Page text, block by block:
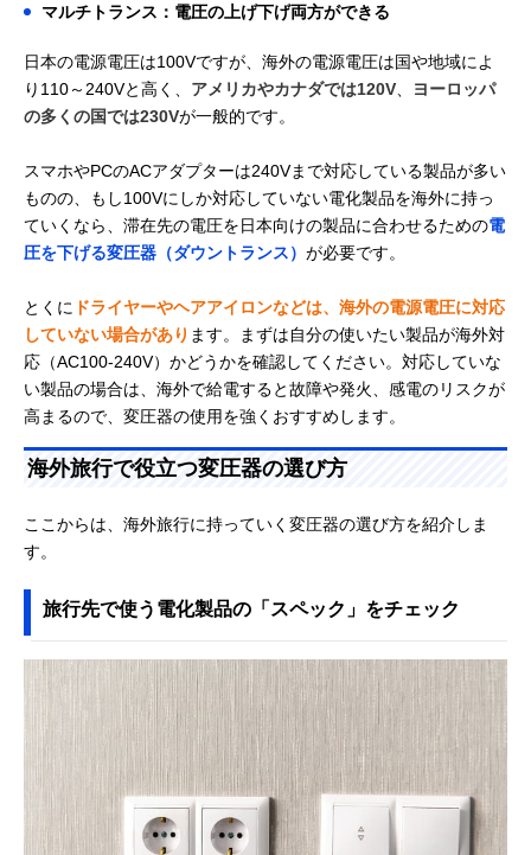
マルチトランス：電圧の上げ下げ両方ができる
日本の電源電圧は100Vですが、海外の電源電圧は国や地域によ
り110～240Vと高く、 アメリカやカナダでは120V
ヨーロッパ
の多くの国では230Vが一般的です。
スマホやPCのACアダプターは240Vまで対応している製品が多い
ものの、もし100Vにしか対応していない電化製品を海外に持っ
ていくなら、滞在先の電圧を日本向けの製品に合わせるための電
圧を下げる変圧器（ダウントランス） が必要です。
とくに ドライヤーやヘアアイロンなどは、海外の電源電圧に対応
していない場合があり ます。まずは自分の使いたい製品が海外対
応（AC100-240V）かどうかを確認してください。対応していな
い製品の場合は、海外で給電すると故障や発火、感電のリスクが
高まるので、変圧器の使用を強くおすすめします。
海外旅行で役立つ変圧器の選び方
ここからは、海外旅行に持っていく変圧器の選び方を紹介しま
す。
旅行先で使う電化製品の「スペック」をチェック